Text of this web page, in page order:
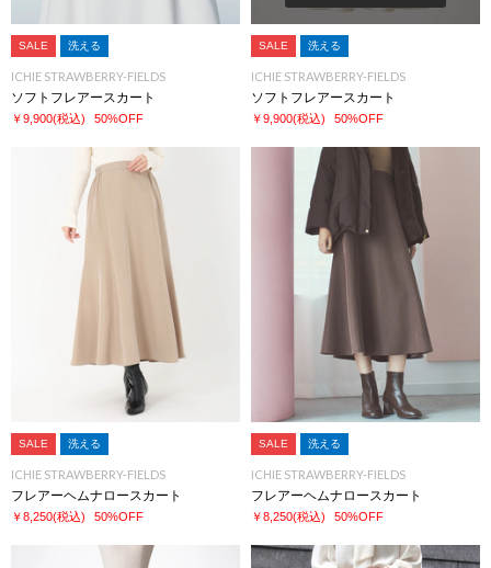
SALE 洗える
ICHIE STRAWBERRY-FIELDS
ソフトフレアースカート
￥9,900(税込) 50%OFF
SALE 洗える
ICHIE STRAWBERRY-FIELDS
ソフトフレアースカート
￥9,900(税込) 50%OFF
SALE 洗える
ICHIE STRAWBERRY-FIELDS
フレアーヘムナロースカート
￥8,250(税込) 50%OFF
SALE 洗える
ICHIE STRAWBERRY-FIELDS
フレアーヘムナロースカート
￥8,250(税込) 50%OFF